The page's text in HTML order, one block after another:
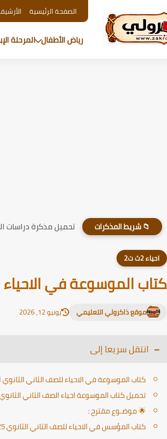
الصفحة الرئيسية
رياض الأطفال المرحلة
📁 شريط المذكرات تحميل مذكرة دراسات
احياء 2ث ت2
كتاب الموسوعة في الاحياء
موقع ذاكرولي التعليمي يونيو 12, 2026
انتقل سريعا إلى
كتاب الموسوعة في الاحياء للصف الثاني الثانوي
تحميل كتاب الموسوعة احياء الصف الثاني الثانوي
🌟 موضـوع مقترح :
كتاب المؤسس في الاحياء للصف الثاني الثانوي PDF 2025 الترم الثاني